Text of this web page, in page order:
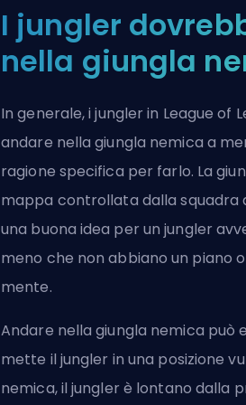
I jungler
nella giungla
In generale, i jungler in League of
andare nella giungla nemica a
ragione specifica per farlo. La
mappa controllata dalla squadra
una buona idea per un jungler
meno che non abbiano un piano
mente.
Andare nella giungla nemica può
mette il jungler in una posizione
nemica, il jungler è lontano dalla